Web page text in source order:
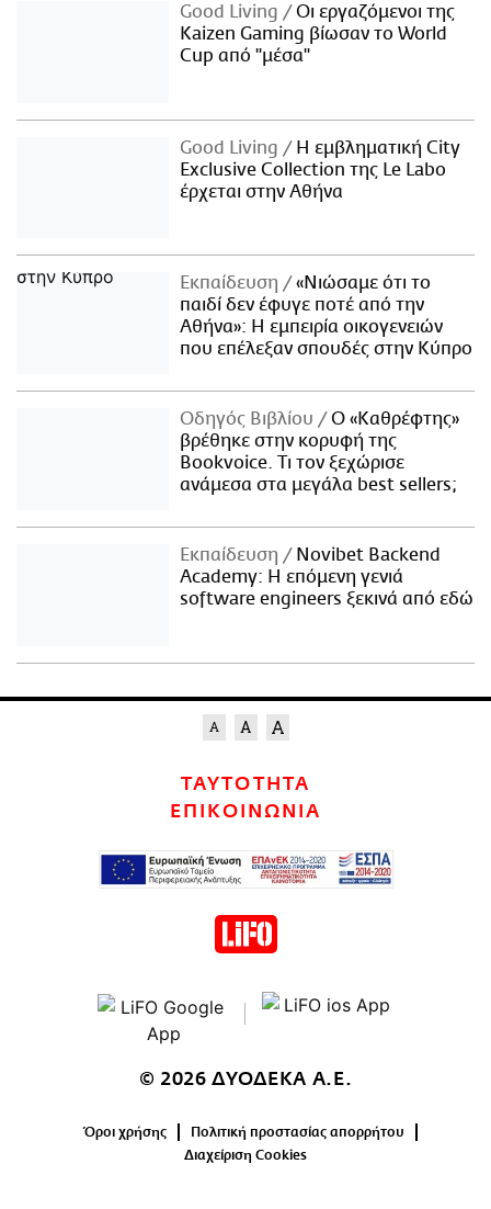
Good Living
Οι εργαζόμενοι της
Kaizen Gaming βίωσαν το World
Cup από "μέσα"
Good Living
Η εμβληματική City
Exclusive Collection της Le Labo
έρχεται στην Αθήνα
Εκπαίδευση
«Νιώσαμε ότι το
παιδί δεν έφυγε ποτέ από την
Αθήνα»: Η εμπειρία οικογενειών
που επέλεξαν σπουδές στην Κύπρο
Οδηγός Βιβλίου
Ο «Καθρέφτης»
βρέθηκε στην κορυφή της
Bookvoice. Τι τον ξεχώρισε
ανάμεσα στα μεγάλα best sellers;
Εκπαίδευση
Novibet Backend
Academy: Η επόμενη γενιά
software engineers ξεκινά από εδώ
ΤΑΥΤΟΤΗΤΑ
ΕΠΙΚΟΙΝΩΝΙΑ
© 2026 ΔΥΟΔΕΚΑ Α.Ε.
Όροι χρήσης
Πολιτική προστασίας απορρήτου
Διαχείριση Cookies